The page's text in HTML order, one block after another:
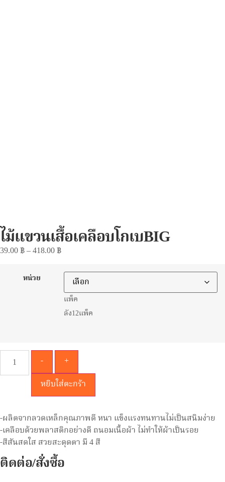
ไม้แขวนเสื้อเคลือบโกเบBIG
39.00฿–418.00฿
หน่วย
แพ็ค
ลัง12แพ็ค
-
+
หยิบใส่ตะกร้า
-ผลิตจากลวดเหล็กคุณภาพดี หนา แข็งแรงทนทานไม่เป็นสนิมง่าย
-เคลือบด้วยพลาสติกอย่างดี ถนอมเนื้อผ้า ไม่ทำให้ผ้าเป็นรอย
-สีสันสดใส สวยสะดุดตา มี 4 สี
ติดต่อ/สั่งซื้อ